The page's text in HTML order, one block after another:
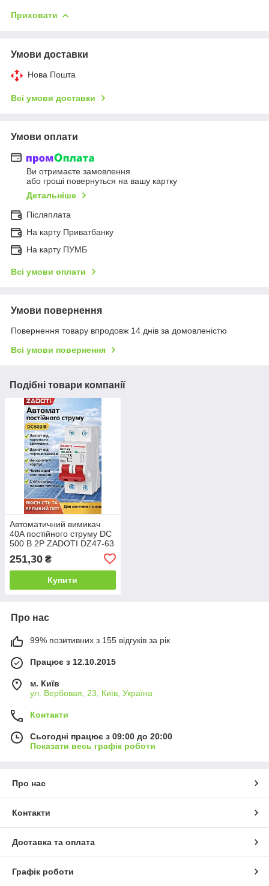
Приховати
Умови доставки
Нова Пошта
Всі умови доставки
Умови оплати
Ви отримаєте замовлення
або гроші повернуться на вашу картку
Детальніше
Післяплата
На карту Приватбанку
На карту ПУМБ
Всі умови оплати
Умови повернення
Повернення товару впродовж 14 днів за домовленістю
Всі умови повернення
Подібні товари компанії
Автоматичний вимикач
40A постійного струму DC
500 В 2P ZADOTI DZ47-63
251,30 ₴
Купити
Про нас
99% позитивних з 155 відгуків за рік
Працює з 12.10.2015
м. Київ
ул. Вербовая, 23, Київ, Україна
Контакти
Сьогодні працює з 09:00 до 20:00
Показати весь графік роботи
Про нас
Контакти
Доставка та оплата
Графік роботи